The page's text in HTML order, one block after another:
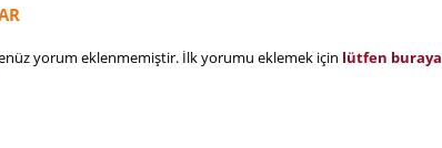
kardeşlerimi kutluyorum.”
en sıcak konularından biri hiç şüphesiz kripto paralar.
yorum eklenmemiştir. İlk yorumu eklemek için lütfen buraya